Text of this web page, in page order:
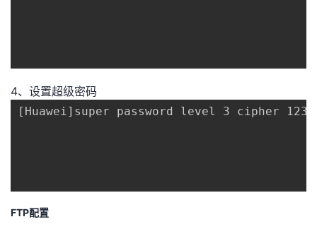
4、设置超级密码
[Huawei]super password level 3 cipher
FTP配置